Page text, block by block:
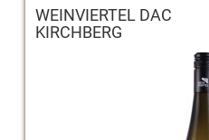
WEINVIERTEL DAC
KIRCHBERG